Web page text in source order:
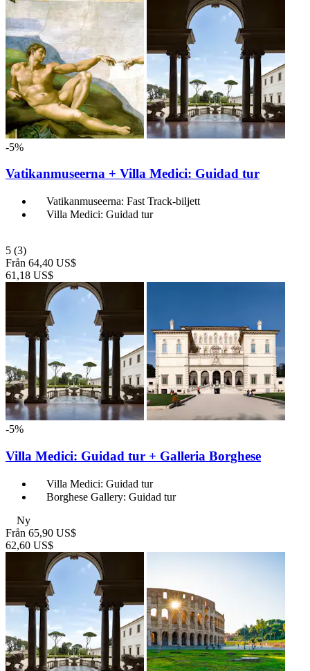
-5%
Vatikanmuseerna + Villa Medici: Guidad tur
Vatikanmuseerna: Fast Track-biljett
Villa Medici: Guidad tur
5 (3)
Från 64,40 US$
61,18 US$
-5%
Villa Medici: Guidad tur + Galleria Borghese
Villa Medici: Guidad tur
Borghese Gallery: Guidad tur
Ny
Från 65,90 US$
62,60 US$